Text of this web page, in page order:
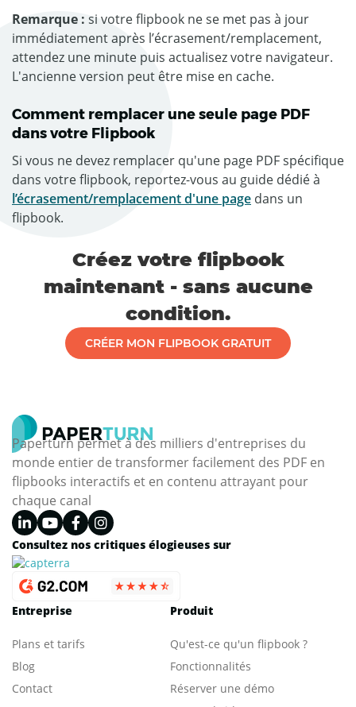
Remarque : si votre flipbook ne se met pas à jour
immédiatement après l’écrasement/remplacement,
attendez une minute puis actualisez votre navigateur.
L'ancienne version peut être mise en cache.
Comment remplacer une seule page PDF
dans votre Flipbook
Si vous ne devez remplacer qu'une page PDF spécifique
dans votre flipbook, reportez-vous au guide dédié à
l’écrasement/remplacement d'une page dans un
flipbook.
Créez votre flipbook
maintenant - sans aucune
condition.
CRÉER MON FLIPBOOK GRATUIT
Paperturn permet à des milliers d'entreprises du
monde entier de transformer facilement des PDF en
flipbooks interactifs et en contenu attrayant pour
chaque canal
Consultez nos critiques élogieuses sur
Entreprise
Plans et tarifs
Blog
Contact
Produit
Qu'est-ce qu'un flipbook ?
Fonctionnalités
Réserver une démo